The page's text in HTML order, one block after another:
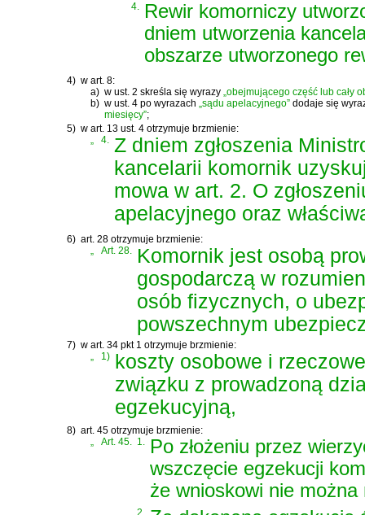
4.
Rewir komorniczy
dniem utworzenia
obszarze utworzonego
4) w art. 8:
a) w ust. 2 skreśla się wyrazy „obejmującego część lub cały
b) w ust. 4 po wyrazach „sądu apelacyjnego” dodaje się
miesięcy”;
5) w art. 13 ust. 4 otrzymuje brzmienie:
„
4. Z dniem zgłoszenia
kancelarii komornik
mowa w art. 2. O
apelacyjnego oraz
6) art. 28 otrzymuje brzmienie:
„
Art. 28. Komornik jest osobą
gospodarczą w
osób fizycznych, o
powszechnym
7) w art. 34 pkt 1 otrzymuje brzmienie:
1) koszty osobowe i
związku z prowadzoną
egzekucyjną,
8) art. 45 otrzymuje brzmienie:
Art. 45. 1.
Po złożeniu przez
wszczęcie egzekucji
że wnioskowi nie
2.